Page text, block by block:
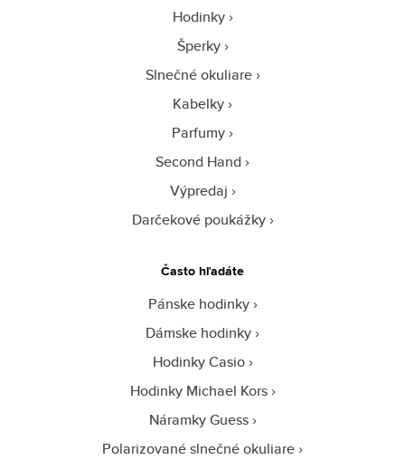
Hodinky
Šperky
Slnečné okuliare
Kabelky
Parfumy
Second Hand
Výpredaj
Darčekové poukážky
Často hľadáte
Pánske hodinky
Dámske hodinky
Hodinky Casio
Hodinky Michael Kors
Náramky Guess
Polarizované slnečné okuliare